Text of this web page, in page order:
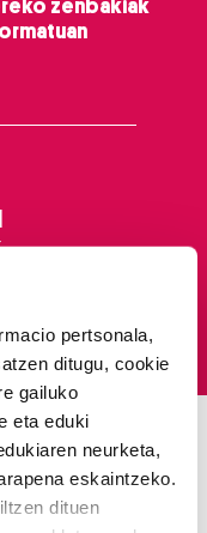
pertsonala,
ditugu, cookie
gailuko
eta eduki
neurketa,
eskaintzeko.
dituen
zenbakiak